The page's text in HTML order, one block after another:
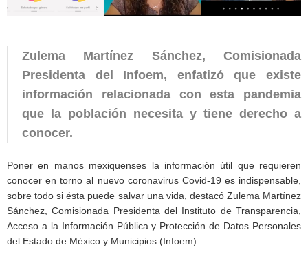
Zulema Martínez Sánchez, Comisionada
Presidenta del Infoem, enfatizó que existe
información relacionada con esta pandemia
que la población necesita y tiene derecho a
conocer.
Poner en manos mexiquenses la información útil que requieren
conocer en torno al nuevo coronavirus Covid-19 es indispensable,
sobre todo si ésta puede salvar una vida, destacó Zulema Martínez
Sánchez, Comisionada Presidenta del Instituto de Transparencia,
Acceso a la Información Pública y Protección de Datos Personales
del Estado de México y Municipios (Infoem).